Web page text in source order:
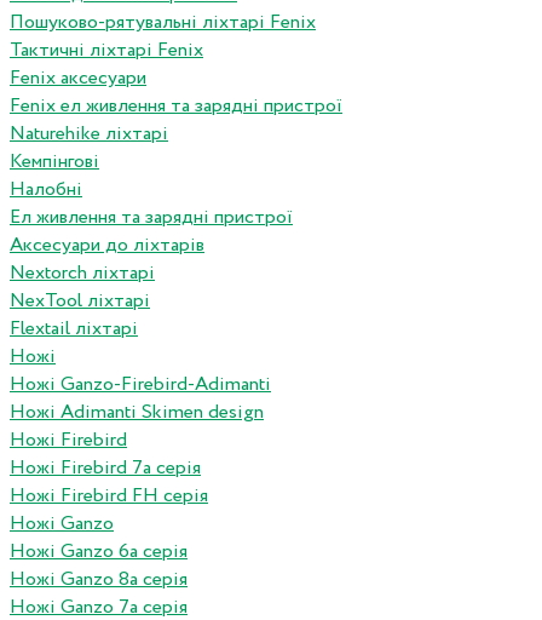
Пошуково-рятувальні ліхтарі Fenix
Тактичні ліхтарі Fenix
Fenix аксесуари
Fenix ел живлення та зарядні пристрої
Naturehike ліхтарі
Кемпінгові
Налобні
Ел живлення та зарядні пристрої
Аксесуари до ліхтарів
Nextorch ліхтарі
NexTool ліхтарі
Flextail ліхтарі
Ножі
Ножі Ganzo-Firebird-Adimanti
Ножі Adimanti Skimen design
Ножі Firebird
Ножі Firebird 7а серія
Ножі Firebird FH серія
Ножі Ganzo
Ножі Ganzo 6а серія
Ножі Ganzo 8а серія
Ножі Ganzo 7а серія